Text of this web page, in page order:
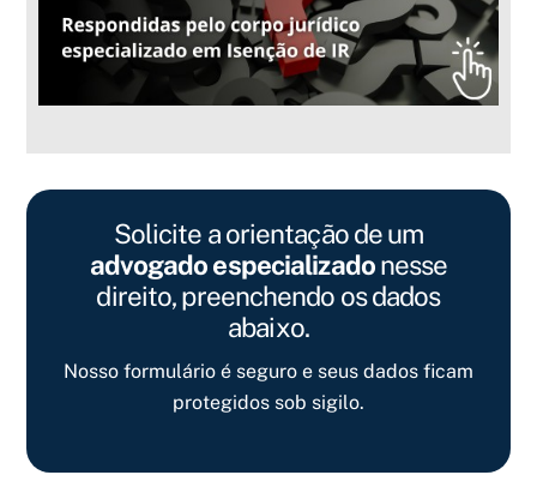
Solicite a orientação de um
advogado especializadonesse
direito, preenchendo os dados
abaixo.
Nosso formulário é seguro e seus dados ficam
protegidos sob sigilo.